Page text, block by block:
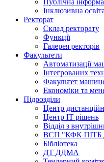
Інклюзивна освіта
Ректорат
Склад ректорату
Функції
Галерея ректорів
Факультети
Автоматизації
Інтегрованих
Факультет
Економіки та
Підрозділи
Центр
Центр ІТ рішень
Відділ з
ВСП "КФК
Бібліотека
ДТ ДДМА